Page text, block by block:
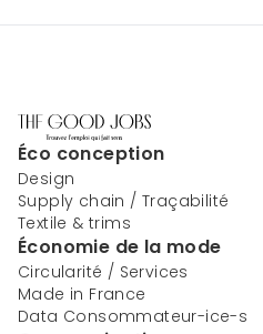
Éco conception
Design
Supply chain / Traçabilité
Textile & trims
Économie de la mode
Circularité / Services
Made in France
Data Consommateur-ice-s